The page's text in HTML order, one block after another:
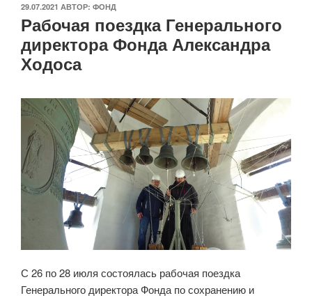
ОПУБЛИКОВАНО
29.07.2021 АВТОР: ФОНД
Рабочая поездка Генерального
директора Фонда Александра
Ходоса
С 26 по 28 июля состоялась рабочая поездка
Генерального директора Фонда по сохранению и